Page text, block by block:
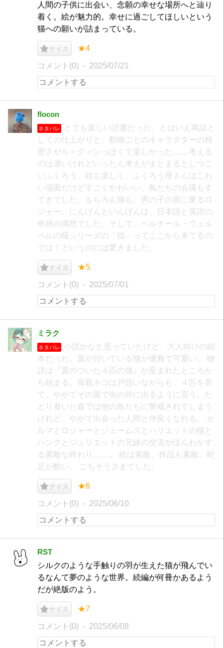
人間の子供に出会い、念願の幸せな場所へと辿り
着く。絵が魅力的。幸せに過ごしてほしいという
猫への願いが詰まっている。
ナイス ★4
コメント(0) 2025/07/21
flocon
ネタバレ
とても楽しい読書だった。とはいえ寓話と
しての仕上がりと、動物ごとのキャラクターの精
密さがル＝グィンっぽくて楽しかった……考える
のは遅いけれどいったん考えがまとまるとしつこ
いふくろう。絵も楽しく、ふくろう母さんはこわ
い場面だけどすごくかわいい。鳥たちの会議もす
てきでした。もちろん猫も。男の子の肩に乗るロ
ジャー。にんげんといんげんは、日本語と英語の
奇跡の偶然でした。そして、ベルナール・ウェル
ベルの蟻シリーズの「指」ってここから来てるの
では！というのには驚きました。
ナイス ★5
コメント(0) 2025/07/01
ミラク
ネタバレ
小説かなと思っていたけど、大人向けの絵
本だった。翼が付いている猫が優雅で可愛い。 物
語は『翼のついた４匹の猫』が産まれたところか
ら始まる。母親ネコは戸惑いながらも、４匹を育
て、やがてその翼で街の外に出るように言う。た
どり着いた森では他の鳥たちに警戒されてしまう
けれど、やがて出会った人間と仲良くなれる。 セ
ルマとロジャーとジェームズとハリエットの猫と
ハンクとジュリエットの兄妹の交流がほんわかす
る素敵な終わり……。 絵は素敵。作品も素敵。蛇
足が酷い。 ごちそうさまでした。
ナイス ★6
コメント(0) 2025/06/10
RST
シルクのような手触りの羽が生えた猫が飛んでい
るなんて夢のような世界。続編が何冊かあるよう
だが絶版のよう。
ナイス ★7
コメント(0) 2025/06/08